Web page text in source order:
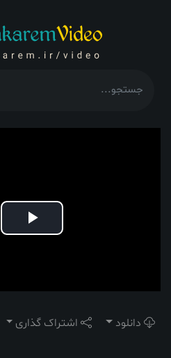
Play
دانلود اشتراک گذاری